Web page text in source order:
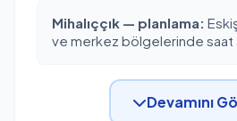
Mihalıççık — planlama:
ve merkez bölgelerinde saat
Devamını